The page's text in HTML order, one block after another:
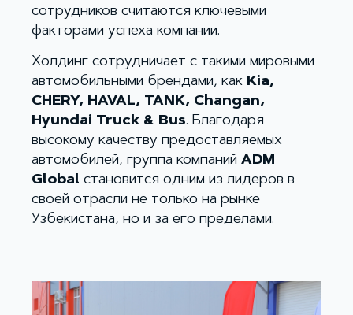
сотрудников считаются ключевыми
факторами успеха компании.
Холдинг сотрудничает с такими мировыми
автомобильными брендами, как Kia,
CHERY, HAVAL, TANK, Changan,
Hyundai Truck & Bus. Благодаря
высокому качеству предоставляемых
автомобилей, группа компаний ADM
Global становится одним из лидеров в
своей отрасли не только на рынке
Узбекистана, но и за его пределами.